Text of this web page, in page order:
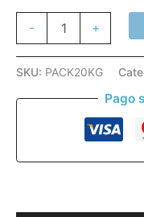
-
–
y
de
+
SKU: PACK20KG
Pago